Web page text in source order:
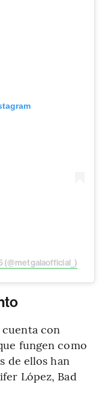
(@metgalaofficial_)
cuenta con
fungen como
de ellos han
López, Bad